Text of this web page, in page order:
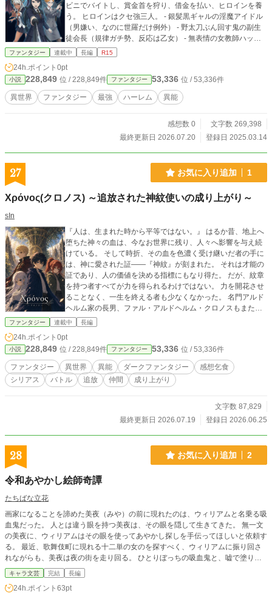
ビニでバイトし、賞金首を狩り、借金を払い、ヒロインを養
う。 ヒロインはクセ強三人。 - 銀髪黒ギャルの淫魔アイドル
（男嫌い、なのに世羅だけ例外） - 野太刀ぶん回す鬼の副生
徒会長（規律ガチ勢、反応は乙女） - 無表情の女教師ハッカ
ー（授業しながら戦場を遠隔管制） 世羅のルールは一行だ
配はしないが手放さない。この歪んだ誠実さで、島の“力だ
け”の正義をねじ伏せる。 奪う欲望も、背負う責任も、全部引
き受けるハーレム戦記。 日常では深夜のコンビニで生活費を
稼ぎつつ、常連少女・小鳥と出会う。 ぎこちない会話と尾行
設定が緻密な異能バトル×会話劇が好き - ハーレムものに「責
任」と「覚悟」が欲しい - めんどくさいヒロインを受け止め
ファンタジー 連載中 長編 R15
24h.ポイント 0pt
小説 228,849 位 / 228,849件 ファンタジー 53,336 位 / 53,336件
異世界 ファンタジー 最強 ハーレム 異能
感想数 0
文字数 269,398
最終更新日 2026.07.20
登録日 2025.03.14
27 お気に入り追加 1
Χρόνος(クロノス) ～追放された神紋使いの成り上がり～
sIn
『人は、生まれた時から平等ではない。』 はるか昔、地上へ
堕ちた神々の血は、今なお世界に残り、人々へ影響を与え続
けている。 そして時折、その血を色濃く受け継いだ者の手に
は、神に愛された証――『神紋』が刻まれた。 それは才能の
証であり、人の価値を決める指標にもなり得た。 だが、紋章
を持つ者すべてが力を得られるわけではない。 力を開花させ
ることなく、一生を終える者も少なくなかった。 名門アルド
ヘルム家の長男、ファル・アルドヘルム・クロノスもまた、
その一人だった。 父は『英雄』。 弟は『天才』。 これは、
た物語。
ファンタジー 連載中 長編
24h.ポイント 0pt
小説 228,849 位 / 228,849件 ファンタジー 53,336 位 / 53,336件
ファンタジー 異世界 異能 ダークファンタジー
感想乞食
シリアス
バトル 追放 仲間 成り上がり
文字数 87,829
最終更新日 2026.07.19
登録日 2026.06.25
28 お気に入り追加 2
令和あやかし絵師奇譚
たちばな立花
画家になることを諦めた美夜（みや）の前に現れたのは、ウィリアムと名乗る吸
血鬼だった。 人とは違う眼を持つ美夜は、その眼を隠して生きてきた。 無一文
の美夜に、ウィリアムはその眼を使ってあやかし探しを手伝ってほしいと依頼す
る。 最近、歌舞伎町に現れる十二単の女のを探すべく、ウィリアムに振り回さ
れながらも、美夜は夜の街を走り回る。 ひとりぼっちの吸血鬼と、嘘で塗り固
められた画家による令和のあやかし探しの行方はいかに――！？ ※他サイトで
も投稿しています。
キャラ文芸 完結 長編
24h.ポイント 63pt